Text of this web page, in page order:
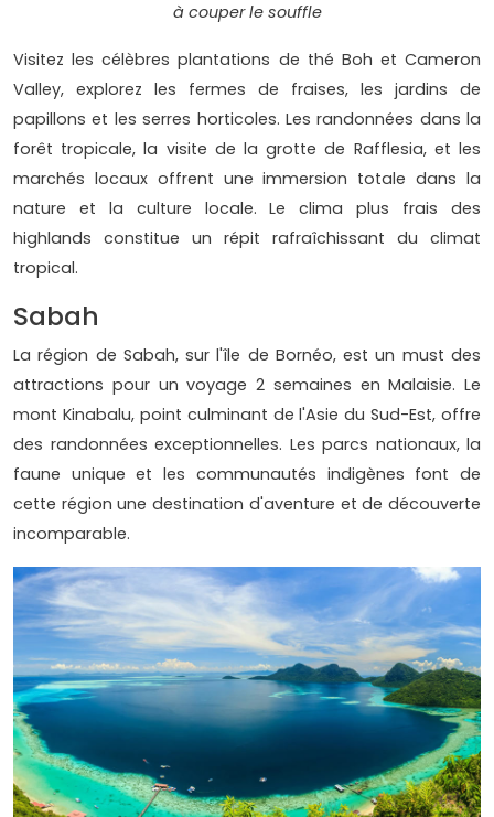
à couper le souffle
Visitez les célèbres plantations de thé Boh et Cameron
Valley, explorez les fermes de fraises, les jardins de
papillons et les serres horticoles. Les randonnées dans la
forêt tropicale, la visite de la grotte de Rafflesia, et les
marchés locaux offrent une immersion totale dans la
nature et la culture locale. Le clima plus frais des
highlands constitue un répit rafraîchissant du climat
tropical.
Sabah
La région de Sabah, sur l'île de Bornéo, est un must des
attractions pour un voyage 2 semaines en Malaisie. Le
mont Kinabalu, point culminant de l'Asie du Sud-Est, offre
des randonnées exceptionnelles. Les parcs nationaux, la
faune unique et les communautés indigènes font de
cette région une destination d'aventure et de découverte
incomparable.